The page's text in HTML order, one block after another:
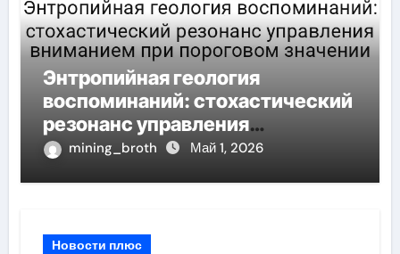
Энтропийная геология
воспоминаний: стохастический
резонанс управления
вниманием при пороговом
mining_broth Май 1, 2026
Новости плюс